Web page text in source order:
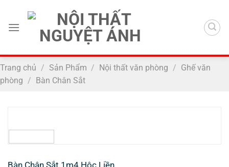
nội
Trang chủ / Sản Phẩm / Nội thất văn phòng / Ghế văn
phòng / Bàn Chân Sắt
Bàn Chân Sắt 1m4 Hộc Liền